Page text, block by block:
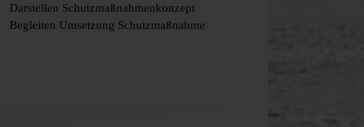
Darstellen Schutzmaßnahmenkonzept
Begleiten Umsetzung Schutzmaßnahme